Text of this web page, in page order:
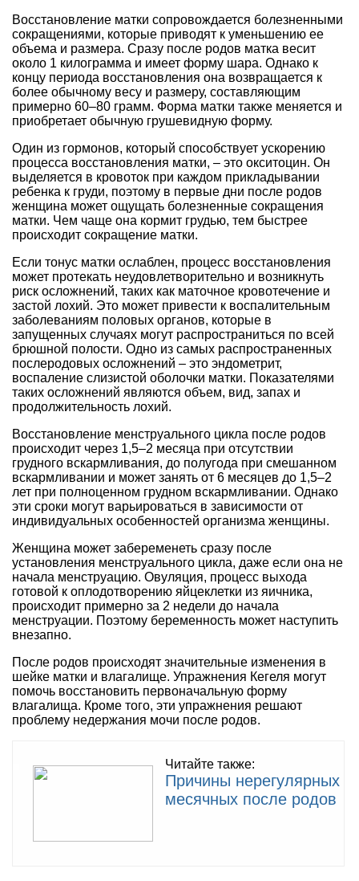
Восстановление матки сопровождается болезненными
сокращениями, которые приводят к уменьшению ее
объема и размера. Сразу после родов матка весит
около 1 килограмма и имеет форму шара. Однако к
концу периода восстановления она возвращается к
более обычному весу и размеру, составляющим
примерно 60–80 грамм. Форма матки также меняется и
приобретает обычную грушевидную форму.
Один из гормонов, который способствует ускорению
процесса восстановления матки, – это окситоцин. Он
выделяется в кровоток при каждом прикладывании
ребенка к груди, поэтому в первые дни после родов
женщина может ощущать болезненные сокращения
матки. Чем чаще она кормит грудью, тем быстрее
происходит сокращение матки.
Если тонус матки ослаблен, процесс восстановления
может протекать неудовлетворительно и возникнуть
риск осложнений, таких как маточное кровотечение и
застой лохий. Это может привести к воспалительным
заболеваниям половых органов, которые в
запущенных случаях могут распространиться по всей
брюшной полости. Одно из самых распространенных
послеродовых осложнений – это эндометрит,
воспаление слизистой оболочки матки. Показателями
таких осложнений являются объем, вид, запах и
продолжительность лохий.
Восстановление менструального цикла после родов
происходит через 1,5–2 месяца при отсутствии
грудного вскармливания, до полугода при смешанном
вскармливании и может занять от 6 месяцев до 1,5–2
лет при полноценном грудном вскармливании. Однако
эти сроки могут варьироваться в зависимости от
индивидуальных особенностей организма женщины.
Женщина может забеременеть сразу после
установления менструального цикла, даже если она не
начала менструацию. Овуляция, процесс выхода
готовой к оплодотворению яйцеклетки из яичника,
происходит примерно за 2 недели до начала
менструации. Поэтому беременность может наступить
внезапно.
После родов происходят значительные изменения в
шейке матки и влагалище. Упражнения Кегеля могут
помочь восстановить первоначальную форму
влагалища. Кроме того, эти упражнения решают
проблему недержания мочи после родов.
Читайте также:
Причины нерегулярных
месячных после родов